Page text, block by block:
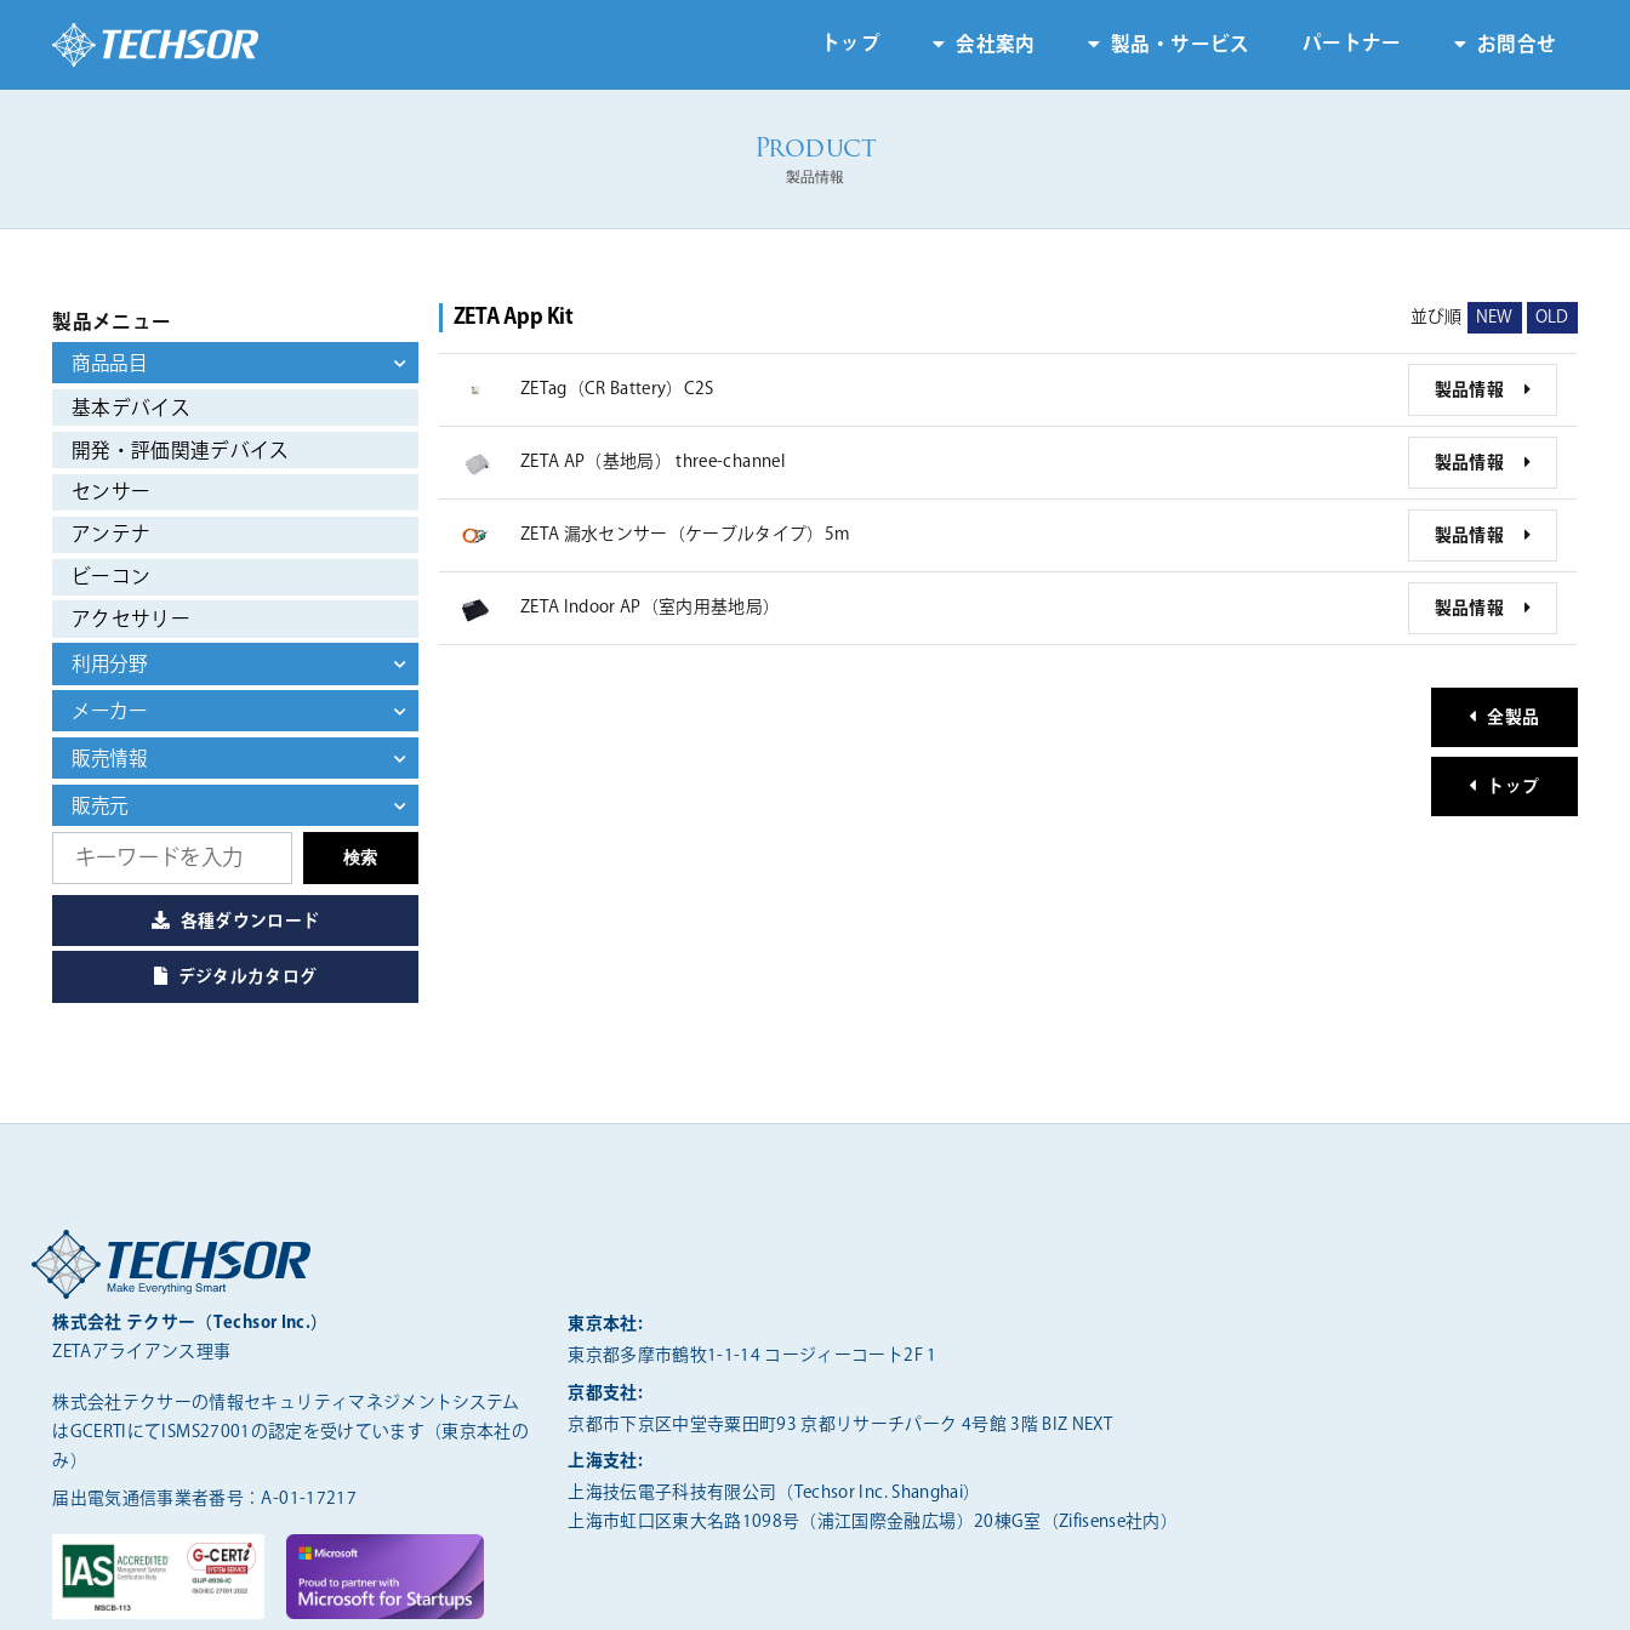
トップ 会社案内 製品・サービス パートナー お問合せ
製品情報
製品メニュー
商品品目
基本デバイス
開発・評価関連デバイス
センサー
アンテナ
ビーコン
アクセサリー
利用分野
メーカー
販売情報
販売元
検索
各種ダウンロード
デジタルカタログ
ZETA App Kit 並び順 NEW OLD
ZETag（CR Battery）C2S 製品情報
ZETA AP（基地局） three-channel 製品情報
ZETA 漏水センサー（ケーブルタイプ）5m 製品情報
ZETA Indoor AP（室内用基地局） 製品情報
全製品
トップ
株式会社 テクサー（Techsor Inc.）
ZETAアライアンス理事
株式会社テクサーの情報セキュリティマネジメントシステム
はGCERTIにてISMS27001の認定を受けています（東京本社の
み）
届出電気通信事業者番号：A-01-17217
東京本社:
東京都多摩市鶴牧1-1-14 コージィーコート2F 1
京都支社:
京都市下京区中堂寺粟田町93 京都リサーチパーク 4号館 3階 BIZ NEXT
上海支社:
上海技伝電子科技有限公司（Techsor Inc. Shanghai）
上海市虹口区東大名路1098号（浦江国際金融広場）20棟G室（Zifisense社内）